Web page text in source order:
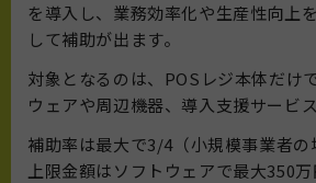
を導入し、業務効率化や生産性向上
して補助が出ます。
対象となるのは、POSレジ本体だけ
ウェアや周辺機器、導入支援サービ
補助率は最大で3/4（小規模事業者の
上限金額はソフトウェアで最大350